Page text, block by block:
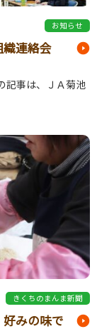
お知らせ
織連絡会
記事は、ＪＡ菊池
きくちのまんま新聞
みの味で